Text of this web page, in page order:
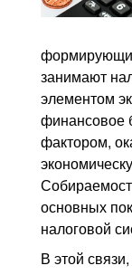
занимают
элементом
финансовое
фактором,
основных
налоговой
В этой